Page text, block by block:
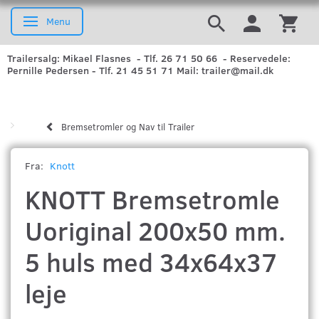
Skifte navigation
Menu
Trailersalg: Mikael Flasnes - Tlf. 26 71 50 66 - Reservedele:
Pernille Pedersen - Tlf. 21 45 51 71 Mail: trailer@mail.dk
Bremsetromler og Nav til Trailer
Fra: Knott
KNOTT Bremsetromle
Uoriginal 200x50 mm.
5 huls med 34x64x37
leje